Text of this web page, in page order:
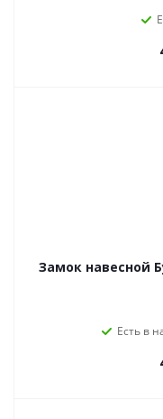
Замок навесной
Есть в